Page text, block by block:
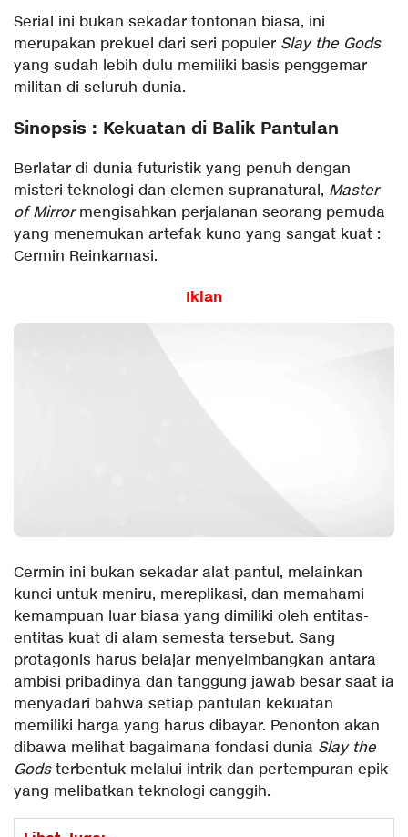
Serial ini bukan sekadar tontonan biasa, ini
merupakan prekuel dari seri populer Slay the Gods
yang sudah lebih dulu memiliki basis penggemar
militan di seluruh dunia.
Sinopsis : Kekuatan di Balik Pantulan
Berlatar di dunia futuristik yang penuh dengan
misteri teknologi dan elemen supranatural, Master
of Mirrormengisahkan perjalanan seorang pemuda
yang menemukan artefak kuno yang sangat kuat :
Cermin Reinkarnasi.
Iklan
Cermin ini bukan sekadar alat pantul, melainkan
kunci untuk meniru, mereplikasi, dan memahami
kemampuan luar biasa yang dimiliki oleh entitas-
entitas kuat di alam semesta tersebut. Sang
protagonis harus belajar menyeimbangkan antara
ambisi pribadinya dan tanggung jawab besar saat ia
menyadari bahwa setiap pantulan kekuatan
memiliki harga yang harus dibayar. Penonton akan
dibawa melihat bagaimana fondasi dunia Slay the
Godsterbentuk melalui intrik dan pertempuran epik
yang melibatkan teknologi canggih.